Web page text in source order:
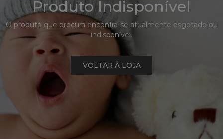
Produto Indisponível
O produto que procura encontra-se atualmente esgotado ou
indisponível.
VOLTAR À LOJA